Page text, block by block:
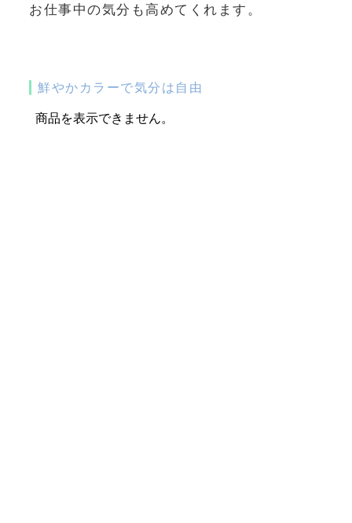
お仕事中の気分も高めてくれます。
鮮やかカラーで気分は自由